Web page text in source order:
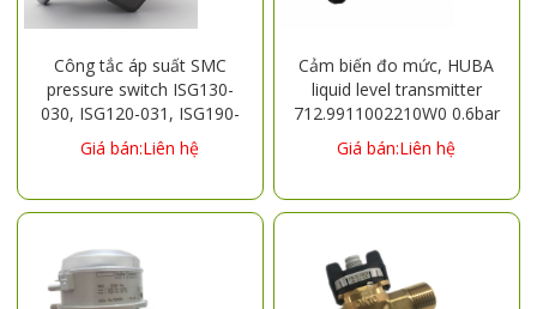
Công tắc áp suất SMC
pressure switch ISG130-
030, ISG120-031, ISG190-
030, ISG130-031, ISG230-
030, ISG221-030, ISG230-
031, ISG120-030
Giá bán:Liên hệ
Cảm biến đo mức, HUBA
liquid level transmitter
712.9911002210W0 0.6bar
Giá bán:Liên hệ